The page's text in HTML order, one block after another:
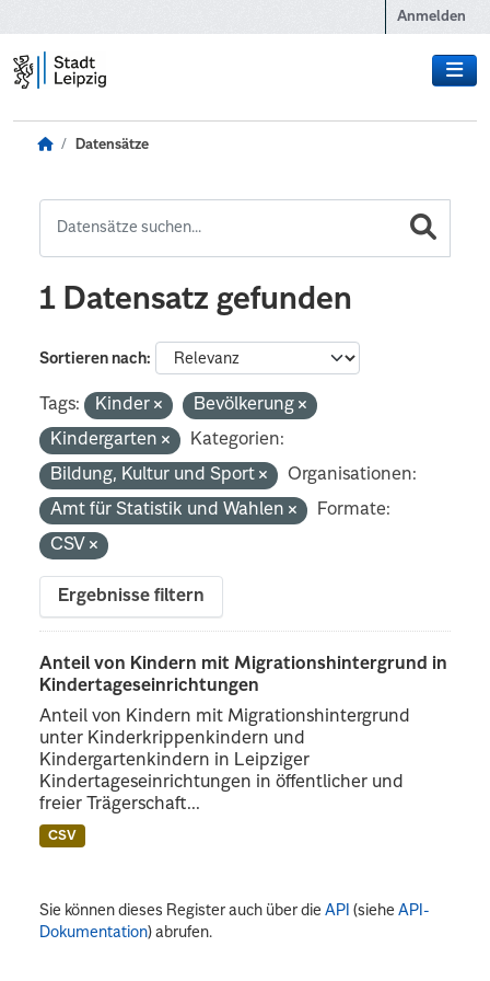
Anmelden
Datensätze
1 Datensatz gefunden
Sortieren nach
Tags: Kinder
Bevölkerung
Kindergarten
Kategorien:
Bildung, Kultur und Sport
Organisationen:
Amt für Statistik und Wahlen
Formate:
CSV
Ergebnisse filtern
Anteil von Kindern mit Migrationshintergrund in
Kindertageseinrichtungen
Anteil von Kindern mit Migrationshintergrund
unter Kinderkrippenkindern und
Kindergartenkindern in Leipziger
Kindertageseinrichtungen in öffentlicher und
freier Trägerschaft...
CSV
Sie können dieses Register auch über dieAPI (sieheAPI-
Dokumentation) abrufen.